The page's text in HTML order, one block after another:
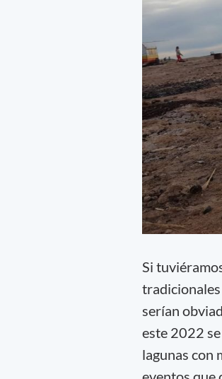
Si
tradicionales
serían
este 2022
lagunas con